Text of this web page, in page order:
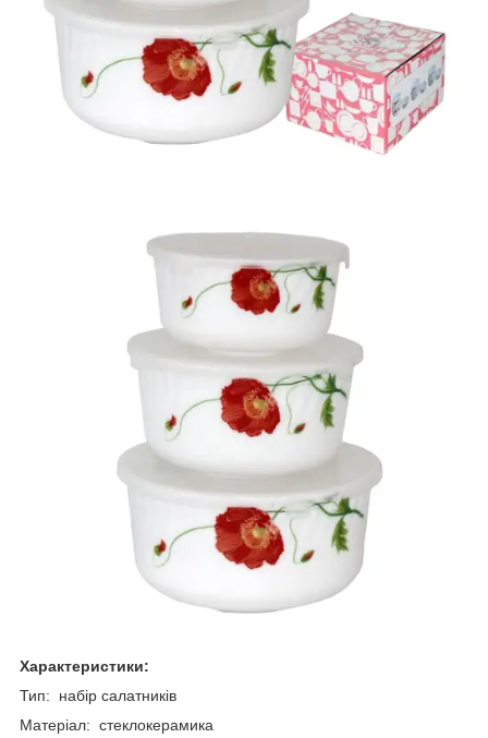
Характеристики:
Тип: набір салатників
Матеріал: стеклокерамика